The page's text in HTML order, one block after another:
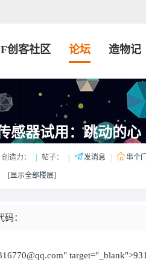
创客社区 论坛 造物记
感器试用：跳动的心
创造力： 帖子： 发消息 串个门
[显示全部楼层]
：